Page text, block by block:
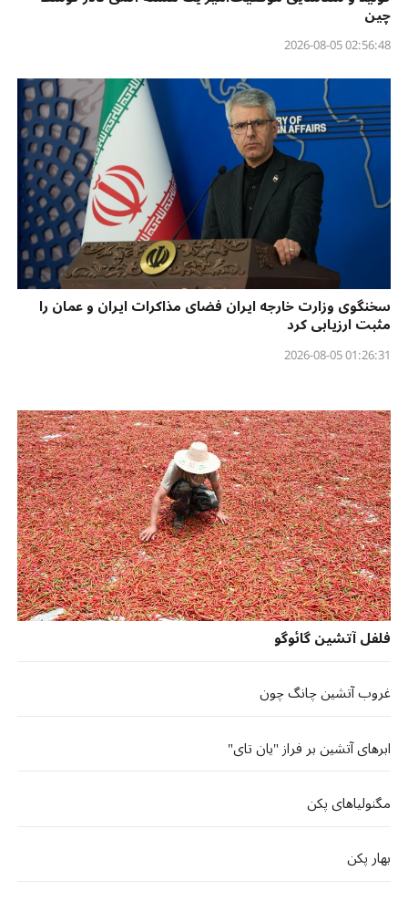
چین
02:56:48 2026-08-05
سخنگوی وزارت خارجه ایران فضای مذاکرات ایران و عمان را
مثبت ارزیابی کرد
01:26:31 2026-08-05
فلفل آتشین گائوگو
غروب آتشین چانگ چون
ابرهای آتشین بر فراز "یان تای"
مگنولیاهای پکن
بهار پکن